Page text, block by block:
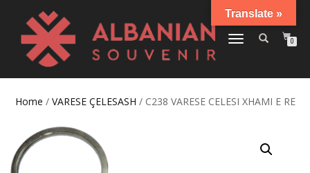
TOGGLE
0
Home / VARESE ÇELESASH / C238 VARESE CELESI XHAMI E RE
Translate »